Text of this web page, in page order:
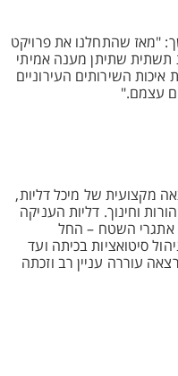
"מאז שהתחלנו את פרויקט
תשתית שתיתן מענה אמיתי
השירותים העירוניים
עצמם."
מקצועית של מיכל דליות,
וחינוך. דליות העניקה
אתגרי השטח – החל
סיטואציות בכיתה ועד
עוררה עניין רב וזכתה